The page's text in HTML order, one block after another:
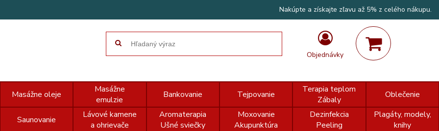
Nakúpte a získajte zľavu až 5% z celého nákupu.
Objednávky
Masážne oleje
Masážne
emulzie
Bankovanie Tejpovanie
Terapia teplom
Zábaly
Oblečenie
Saunovanie
Lávové kamene
a ohrievače
Aromaterapia
Ušné sviečky
Moxovanie
Akupunktúra
Dezinfekcia
Peeling
Plagáty, modely,
knihy